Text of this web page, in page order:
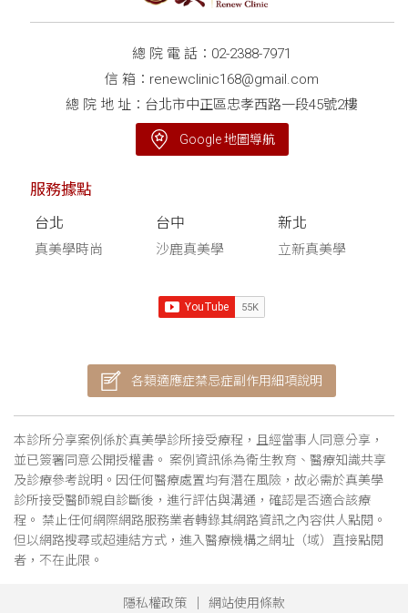
總 院 電 話： 02-2388-7971
信 箱： renewclinic168@gmail.com
總 院 地 址：台北市中正區忠孝西路一段45號2樓
Google 地圖導航
服務據點
台北
真美學時尚
台中
沙鹿真美學
新北
立新真美學
各類適應症禁忌症副作用細項說明
本診所分享案例係於真美學診所接受療程，且經當事人同意分享，
並已簽署同意公開授權書。 案例資訊係為衛生教育、醫療知識共享
及診療參考說明。因任何醫療處置均有潛在風險，故必需於真美學
診所接受醫師親自診斷後，進行評估與溝通，確認是否適合該療
程。 禁止任何網際網路服務業者轉錄其網路資訊之內容供人點閱。
但以網路搜尋或超連結方式，進入醫療機構之網址（域）直接點閱
者，不在此限。
隱私權政策 網站使用條款